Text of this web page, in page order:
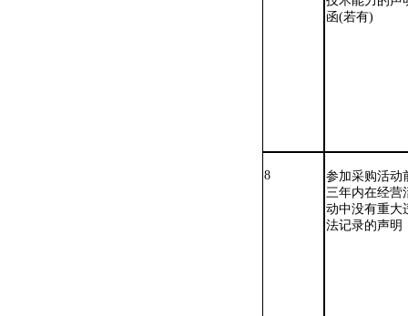
函(若有)
8
参加采购活动
三年内在经营
动中没有重大
法记录的声明